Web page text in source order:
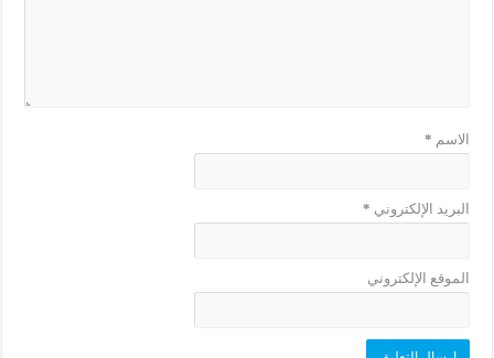
الاسم *
البريد الإلكتروني *
الموقع الإلكتروني